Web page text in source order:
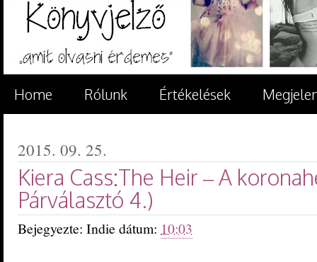
Home Rólunk Értékelések
2015. 09. 25.
Kiera Cass:The Heir – A
Párválasztó 4.)
Bejegyezte: Indie dátum: 10:03